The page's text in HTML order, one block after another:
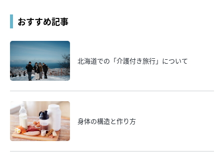
おすすめ記事
北海道での「介護付き旅行」について
身体の構造と作り方